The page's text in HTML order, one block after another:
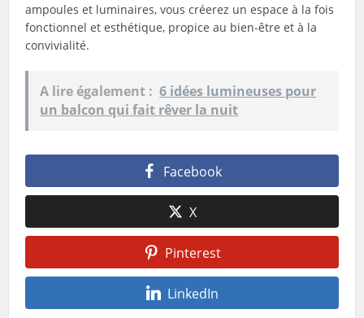
ampoules et luminaires, vous créerez un espace à la fois
fonctionnel et esthétique, propice au bien-être et à la
convivialité.
A lire également : 6 idées lumineuses pour
un balcon qui fait rêver la nuit
Facebook
X
Pinterest
LinkedIn